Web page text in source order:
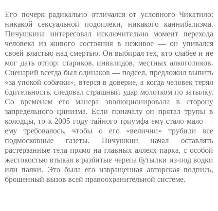
Его почерк радикально отличался от условного Чикатило:
никакой сексуальной подоплеки, никакого каннибализма.
Пичушкина интересовал исключительно момент перехода
человека из живого состояния в неживое — он упивался
своей властью над смертью. Он выбирал тех, кто слабее и не
мог дать отпор: стариков, инвалидов, местных алкоголиков.
Сценарий всегда был одинаков — подсел, предложил выпить
«за упокой собачки», втерся в доверие, а когда человек терял
бдительность, следовал страшный удар молотком по затылку.
Со временем его манера эволюционировала в сторону
запредельного цинизма. Если поначалу он прятал трупы в
колодцы, то к 2005 году тайного триумфа ему стало мало —
ему требовалось, чтобы о его «величии» трубили все
подмосковные газеты. Пичушкин начал оставлять
растерзанные тела прямо на главных аллеях парка, с особой
жестокостью втыкая в разбитые черепа бутылки из-под водки
или палки. Это была его извращенная авторская подпись,
брошенный вызов всей правоохранительной системе.